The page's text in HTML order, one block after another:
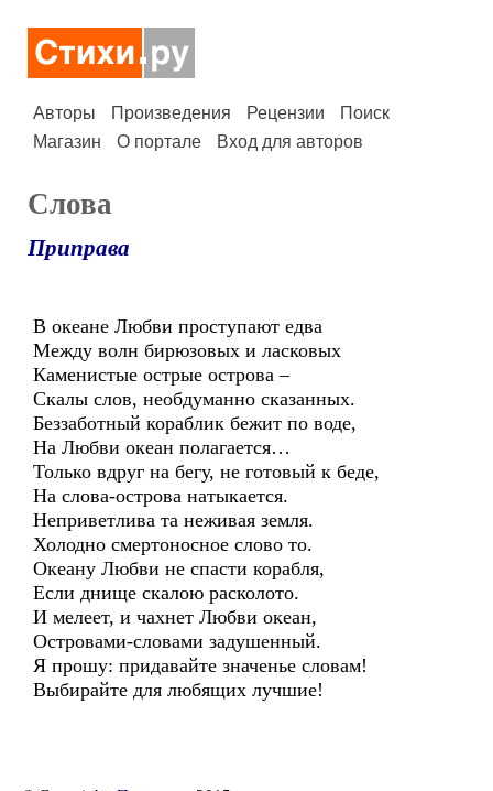
Авторы Произведения Рецензии
Поиск
Магазин
О портале Вход для авторов
Слова
Приправа
В океане Любви проступают едва
Между волн бирюзовых и ласковых
Каменистые острые острова –
Скалы слов, необдуманно сказанных.
Беззаботный кораблик бежит по воде,
На Любви океан полагается…
Только вдруг на бегу, не готовый к беде,
На слова-острова натыкается.
Неприветлива та неживая земля.
Холодно смертоносное слово то.
Океану Любви не спасти корабля,
Если днище скалою расколото.
И мелеет, и чахнет Любви океан,
Островами-словами задушенный.
Я прошу: придавайте значенье словам!
Выбирайте для любящих лучшие!